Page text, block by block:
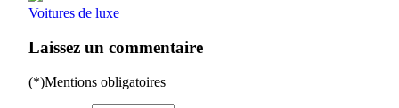
Voitures de luxe
Laissez un commentaire
(*)Mentions obligatoires